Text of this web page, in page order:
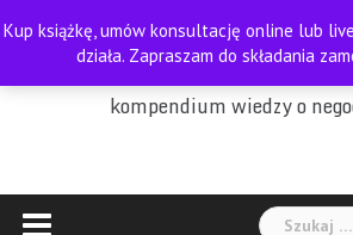
to
PORADNIK
kompendium wiedzy o
Szukaj:
Kup książkę, umów konsultację online lub
działa. Zapraszam do składania